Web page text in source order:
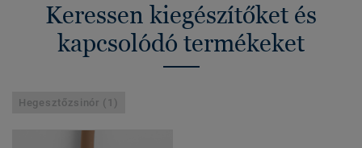
Keressen kiegészítőket és
kapcsolódó termékeket
Hegesztőzsinór (1)